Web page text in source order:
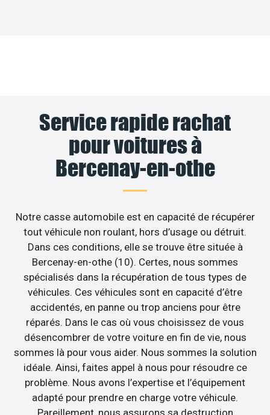
Service rapide rachat
pour voitures à
Bercenay-en-othe
Notre casse automobile est en capacité de récupérer
tout véhicule non roulant, hors d’usage ou détruit.
Dans ces conditions, elle se trouve être située à
Bercenay-en-othe (10). Certes, nous sommes
spécialisés dans la récupération de tous types de
véhicules. Ces véhicules sont en capacité d’être
accidentés, en panne ou trop anciens pour être
réparés. Dans le cas où vous choisissez de vous
désencombrer de votre voiture en fin de vie, nous
sommes là pour vous aider. Nous sommes la solution
idéale. Ainsi, faites appel à nous pour résoudre ce
problème. Nous avons l’expertise et l’équipement
adapté pour prendre en charge votre véhicule.
Pareillement, nous assurons sa destruction